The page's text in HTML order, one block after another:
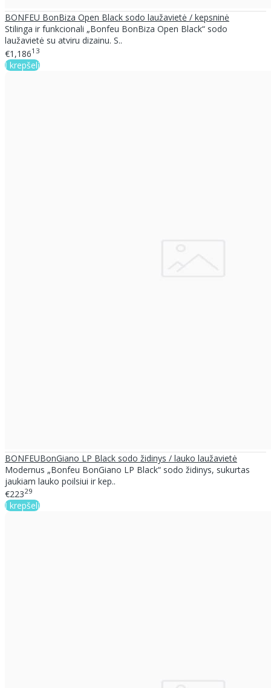
BONFEU BonBiza Open Black sodo laužavietė / kepsninė
Stilinga ir funkcionali „Bonfeu BonBiza Open Black“ sodo
laužavietė su atviru dizainu. S..
€1,18613
Į krepšelį
BONFEUBonGiano LP Black sodo židinys / lauko laužavietė
Modernus „Bonfeu BonGiano LP Black“ sodo židinys, sukurtas
jaukiam lauko poilsiui ir kep..
€22329
Į krepšelį